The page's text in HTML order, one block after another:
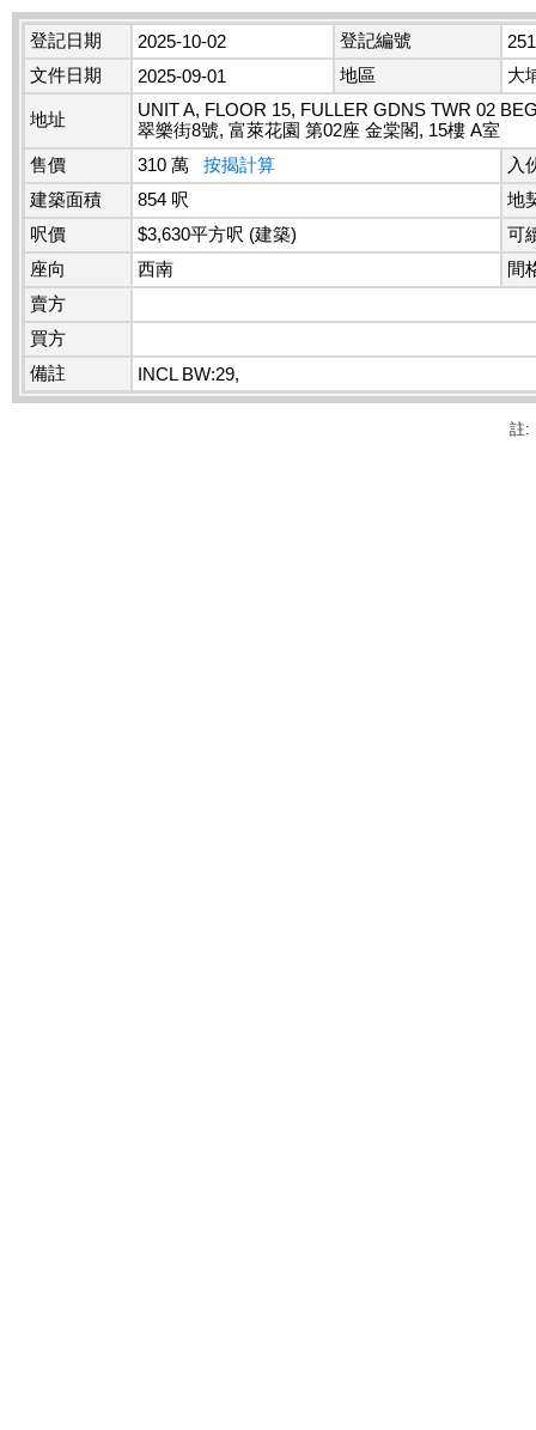
登記日期 2025-10-02 登記編號
文件日期
2025-09-01 地區 大
地址
UNIT A, FLOOR 15, FULLER GDNS TWR 02
翠樂街8號, 富萊花園 第02座 金棠閣, 15樓 A室
售價
310 萬 按揭計算
入
建築面積
854 呎
地
呎價
$3,630平方呎 (建築)
可
座向
西南
間
賣方
買方
備註
INCL BW:29,
註: